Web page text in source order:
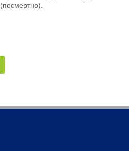
(посмертно).